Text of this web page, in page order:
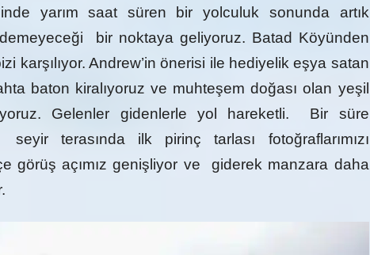
yarım saat süren bir yolculuk sonunda artık
bir noktaya geliyoruz. Batad Köyünden
karşılıyor. Andrew’in önerisi ile hediyelik eşya satan
baton kiralıyoruz ve muhteşem doğası olan yeşil
Gelenler gidenlerle yol hareketli. Bir süre
terasında ilk pirinç tarlası fotoğraflarımızı
görüş açımız genişliyor ve giderek manzara daha